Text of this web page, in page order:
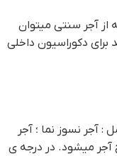
از آجر سنتی میتوان
دکوراسیون داخلی
: آجر نسوز نما ؛ آجر
آجر میشود. در درجه ی